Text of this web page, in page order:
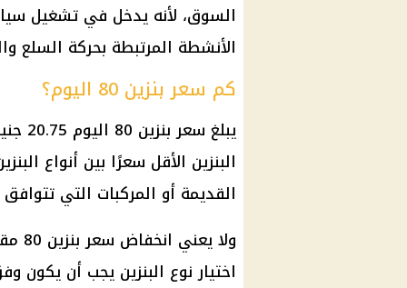
السوق، لأنه يدخل في تشغيل
الأنشطة المرتبطة بحركة السلع
كم سعر بنزين 80 اليوم؟
البنزين الأقل سعرًا بين أنواع
القديمة أو المركبات التي
اختيار نوع البنزين يجب أن